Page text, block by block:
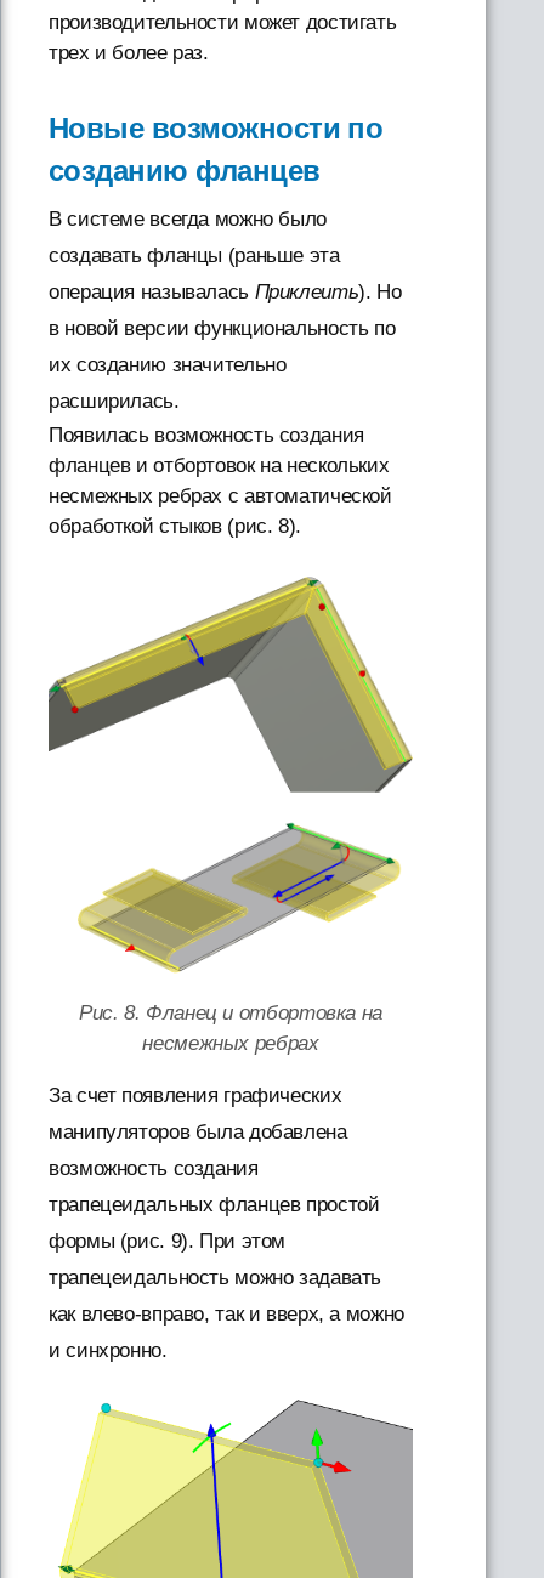
производительности может достигать
трех и более раз.
Новые возможности по
созданию фланцев
В системе всегда можно было
создавать фланцы (раньше эта
операция называлась Приклеить). Но
в новой версии функциональность по
их созданию значительно
расширилась.
Появилась возможность создания
фланцев и отбортовок на нескольких
несмежных ребрах с автоматической
обработкой стыков (рис. 8).
Рис. 8. Фланец и отбортовка на
несмежных ребрах
За счет появления графических
манипуляторов была добавлена
возможность создания
трапецеидальных фланцев простой
формы (рис. 9). При этом
трапецеидальность можно задавать
как влево-вправо, так и вверх, а можно
и синхронно.